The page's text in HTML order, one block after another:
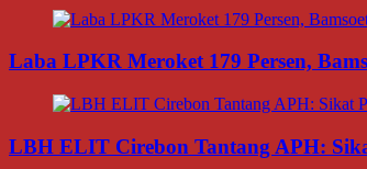
Laba LPKR Meroket 179 Persen,
LBH ELIT Cirebon Tantang APH: